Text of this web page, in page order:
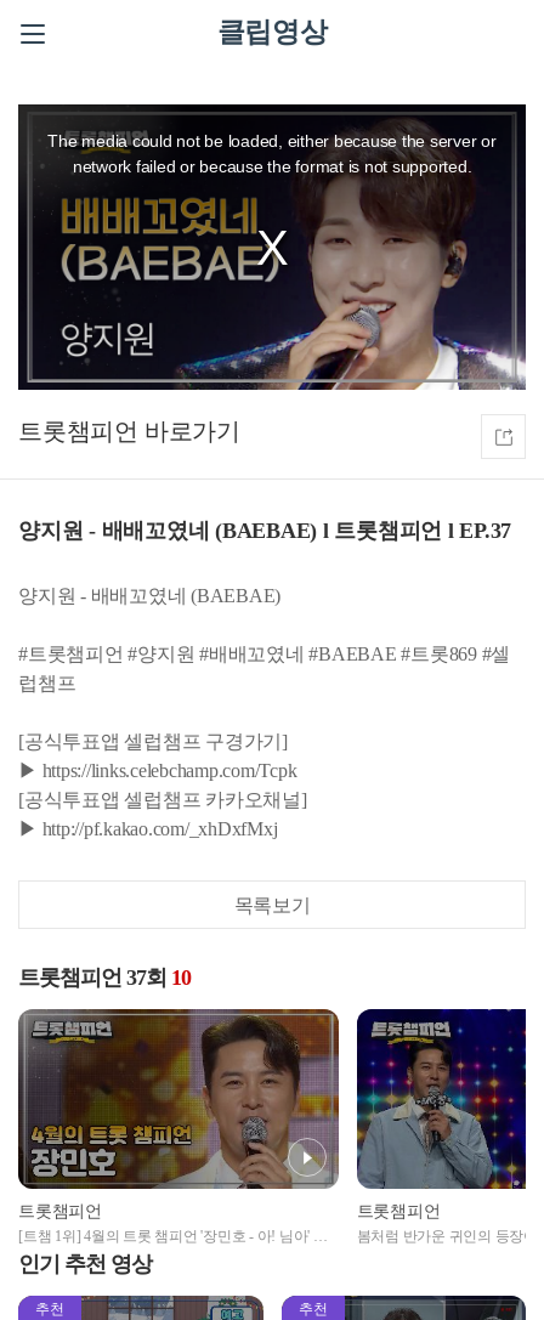
클립영상
The media could not be loaded, either because the server or
network failed or because the format is not supported.
트롯챔피언
양지원 - 배배꼬였네 (BAEBAE) l 트롯챔피언 l EP.37
양지원 - 배배꼬였네 (BAEBAE)
#트롯챔피언 #양지원 #배배꼬였네 #BAEBAE #트롯869 #셀
럽챔프
[공식투표앱 셀럽챔프 구경가기]
▶ https://links.celebchamp.com/Tcpk
[공식투표앱 셀럽챔프 카카오채널]
▶ http://pf.kakao.com/_xhDxfMxj
목록보기
트롯챔피언 37회 10
트롯챔피언
[트챔 1위] 4월의 트롯 챔피언 '장민호 - 아! 님아' 앵
콜 Full ver.
트롯챔피언
봄처럼 반가운 귀인의 등장이
인기 추천 영상
추천 추천